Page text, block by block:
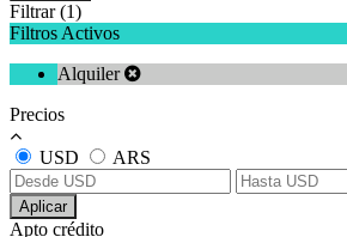
Filtrar (1)
Filtros Activos
Alquiler
Precios
USD ARS
Aplicar
Apto crédito